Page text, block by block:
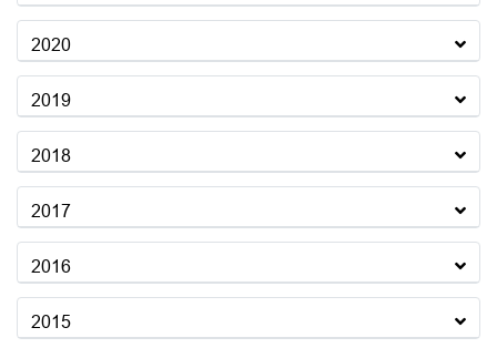
2020
2019
2018
2017
2016
2015